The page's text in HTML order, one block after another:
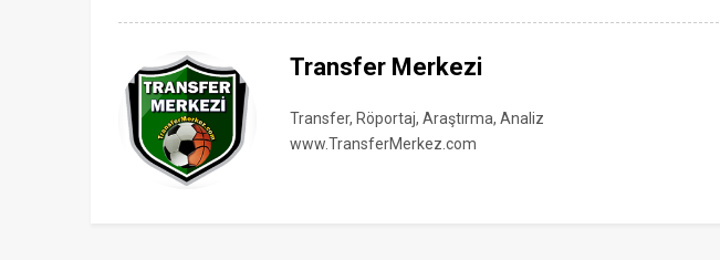
Transfer Merkezi
Transfer, Röportaj, Araştırma, Analiz
www.TransferMerkez.com